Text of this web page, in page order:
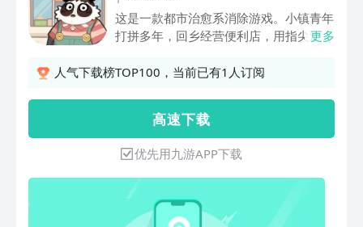
这是一款都市治愈系消除游戏。小镇青年
打拼多年，回乡经营便利店，用指尖滑点
属治愈组合，为儿时的狐狸老师解决儿子
获得商品，细心的经营着自己的小店，随
着游戏的进行，终将重组成完整的故事光
斑。
更多
人气下载榜TOP100，当前已有1人订阅
高 速 下 载
优先用九游APP下载